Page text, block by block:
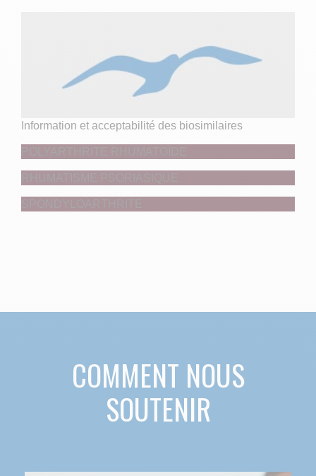
Information et acceptabilité des biosimilaires
COMMENT NOUS
SOUTENIR